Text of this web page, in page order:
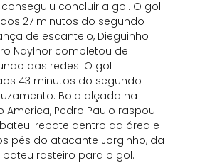
concluir a gol. O gol
27 minutos do segundo
de escanteio, Dieguinho
Naylhor completou de
das redes. O gol
43 minutos do segundo
Bola alçada na
Pedro Paulo raspou
rebate dentro da área e
pés do atacante Jorginho, da
bateu rasteiro para o gol.